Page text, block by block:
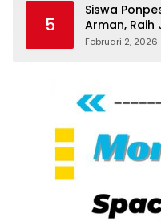
5
Siswa
Arman,
Putra di
Februari 2, 2026